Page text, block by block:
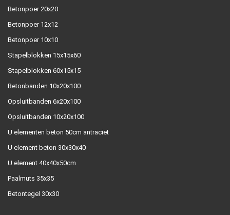
Betonpoer 20x20
Betonpoer 12x12
Betonpoer 10x10
Stapelblokken 15x15x60
Stapelblokken 60x15x15
Betonbanden 10x20x100
Opsluitbanden 6x20x100
Opsluitbanden 10x20x100
U elementen beton 50cm antraciet
U element beton 30x30x40
U element 40x40x50cm
Paalmuts 35x35
Betontegel 30x30